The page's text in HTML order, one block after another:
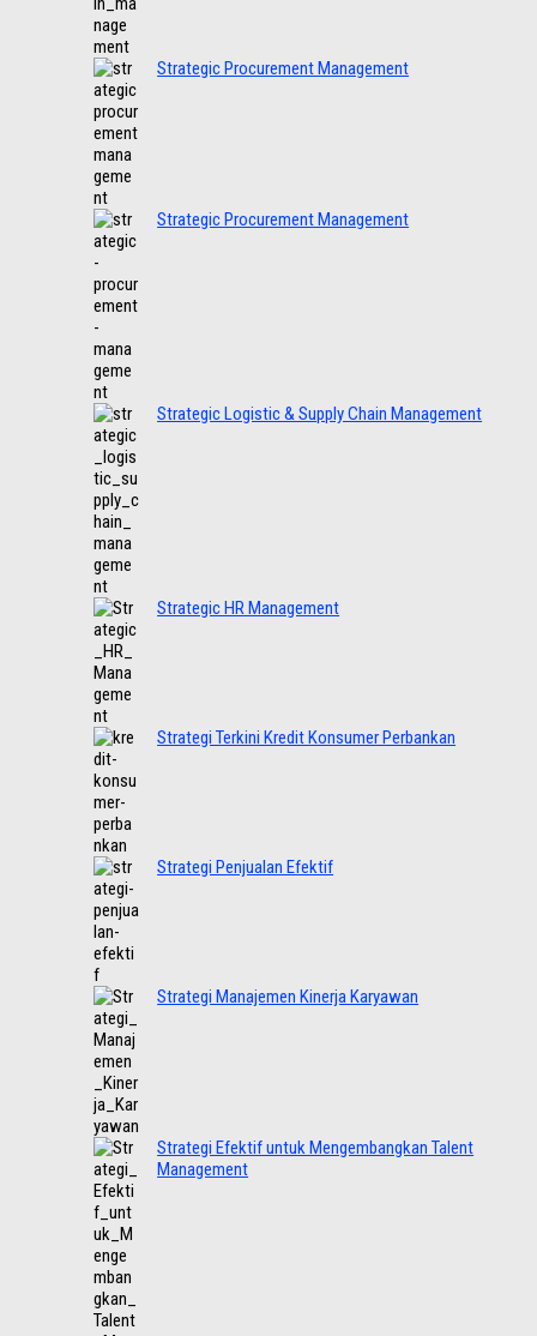
Strategic Procurement Management
Strategic Procurement Management
Strategic Logistic & Supply Chain Management
Strategic HR Management
Strategi Terkini Kredit Konsumer Perbankan
Strategi Penjualan Efektif
Strategi Manajemen Kinerja Karyawan
Strategi Efektif untuk Mengembangkan Talent
Management